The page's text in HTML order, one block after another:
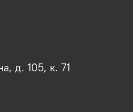
д. 105, к. 71